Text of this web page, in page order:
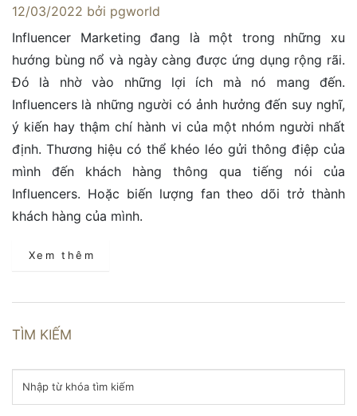
12/03/2022 bởi pgworld
Influencer Marketing đang là một trong những xu
hướng bùng nổ và ngày càng được ứng dụng rộng rãi.
Đó là nhờ vào những lợi ích mà nó mang đến.
Influencers là những người có ảnh hưởng đến suy nghĩ,
ý kiến hay thậm chí hành vi của một nhóm người nhất
định. Thương hiệu có thể khéo léo gửi thông điệp của
mình đến khách hàng thông qua tiếng nói của
Influencers. Hoặc biến lượng fan theo dõi trở thành
khách hàng của mình.
Xem thêm
TÌM KIẾM